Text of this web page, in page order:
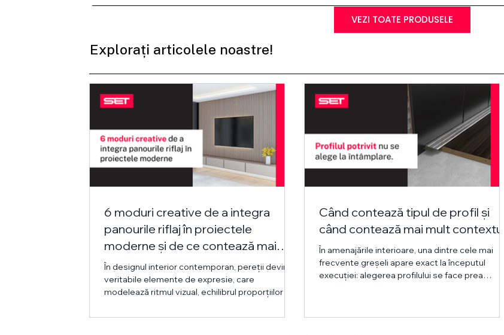
VEZI TOATE PRODUSELE
Explorați articolele noastre!
6 moduri creative de a integra
panourile riflaj în proiectele
moderne și de ce contează mai
mult decât pare la prima vedere
În designul interior contemporan, pereții devin
veritabile elemente de expresie, care
modelează ritmul vizual, echilibrul proporțiilor și
panourile riflaj s-au afirmat ca o soluție versatilă
Când contează tipul de profil și
când contează mai mult contextul
În amenajările interioare, una dintre cele mai
frecvente greșeli apare exact la începutul
execuției: alegerea profilului se face prea